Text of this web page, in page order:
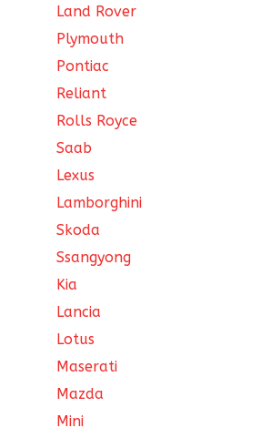
Land Rover
Plymouth
Pontiac
Reliant
Rolls Royce
Saab
Lexus
Lamborghini
Skoda
Ssangyong
Kia
Lancia
Lotus
Maserati
Mazda
Mini